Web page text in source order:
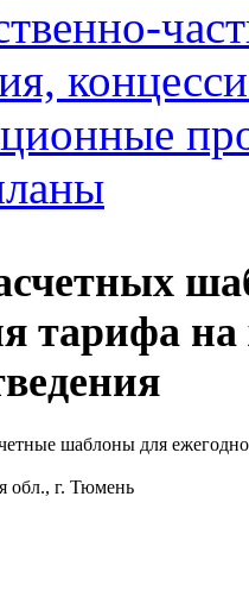
тарифа на
шаблоны для
обл., г. Тюмень